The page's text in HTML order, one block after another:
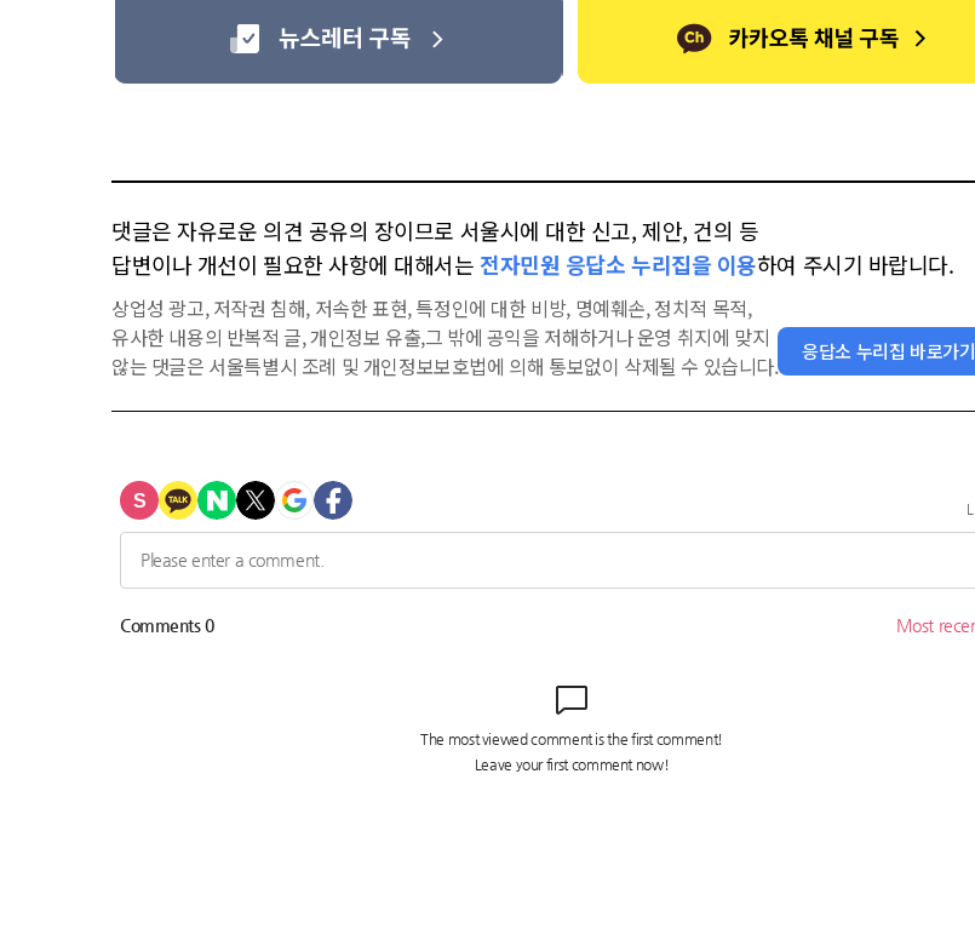
댓글은 자유로운 의견 공유의 장이므로 서울시에 대한 신고, 제안, 건의 등
답변이나 개선이 필요한 사항에 대해서는 전자민원 응답소 누리집을 이용하여 주시기 바랍니다.
상업성 광고, 저작권 침해, 저속한 표현, 특정인에 대한 비방, 명예훼손, 정치적 목적,
유사한 내용의 반복적 글, 개인정보 유출,그 밖에 공익을 저해하거나 운영 취지에 맞지
않는 댓글은 서울특별시 조례 및 개인정보보호법에 의해 통보없이 삭제될 수 있습니다.
응답소 누리집 바로가기